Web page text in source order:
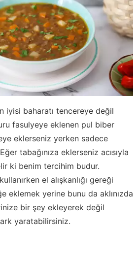
iyisi baharatı tencereye değil
fasulyeye eklenen pul biber
eklerseniz yerken sadece
tabağınıza eklerseniz acısıyla
ki benim tercihim budur.
el alışkanlığı gereği
eklemek yerine bunu da aklınızda
bir şey ekleyerek değil
yaratabilirsiniz.